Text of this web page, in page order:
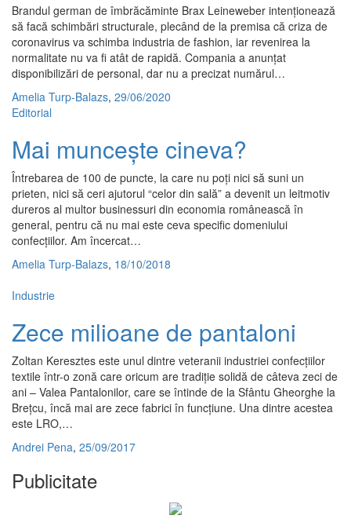
Brandul german de îmbrăcăminte Brax Leineweber intenționează
să facă schimbări structurale, plecând de la premisa că criza de
coronavirus va schimba industria de fashion, iar revenirea la
normalitate nu va fi atât de rapidă. Compania a anunțat
disponibilizări de personal, dar nu a precizat numărul…
Amelia Turp-Balazs, 29/06/2020
Editorial
Mai muncește cineva?
Întrebarea de 100 de puncte, la care nu poți nici să suni un
prieten, nici să ceri ajutorul “celor din sală” a devenit un leitmotiv
dureros al multor businessuri din economia românească în
general, pentru că nu mai este ceva specific domeniului
confecțiilor. Am încercat…
Amelia Turp-Balazs, 18/10/2018
Industrie
Zece milioane de pantaloni
Zoltan Keresztes este unul dintre veteranii industriei confecțiilor
textile într-o zonă care oricum are tradiție solidă de câteva zeci de
ani – Valea Pantalonilor, care se întinde de la Sfântu Gheorghe la
Brețcu, încă mai are zece fabrici în funcțiune. Una dintre acestea
este LRO,…
Andrei Pena, 25/09/2017
Publicitate